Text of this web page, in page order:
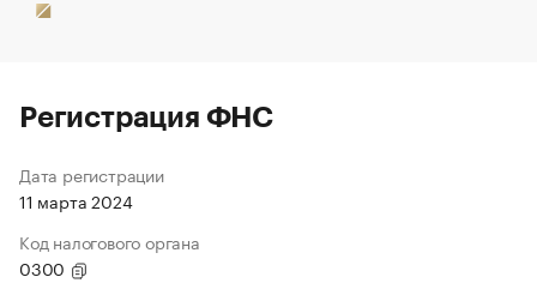
Регистрация ФНС
Дата регистрации
11 марта 2024
Код налогового органа
0300